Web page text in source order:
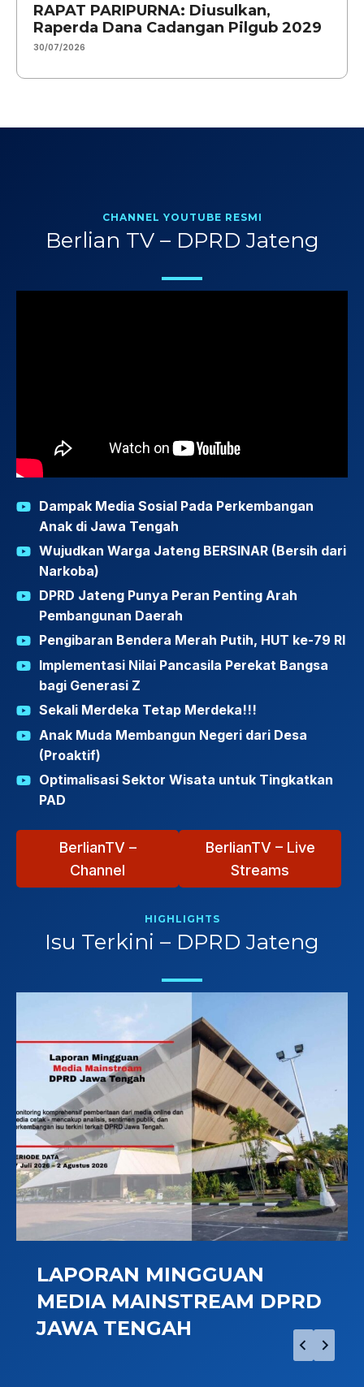
RAPAT PARIPURNA: Diusulkan,
Raperda Dana Cadangan Pilgub 2029
30/07/2026
CHANNEL YOUTUBE RESMI
Berlian TV – DPRD Jateng
Dampak Media Sosial Pada Perkembangan
Anak di Jawa Tengah
Wujudkan Warga Jateng BERSINAR (Bersih dari
Narkoba)
DPRD Jateng Punya Peran Penting Arah
Pembangunan Daerah
Pengibaran Bendera Merah Putih, HUT ke-79 RI
Implementasi Nilai Pancasila Perekat Bangsa
bagi Generasi Z
Sekali Merdeka Tetap Merdeka!!!
Anak Muda Membangun Negeri dari Desa
(Proaktif)
Optimalisasi Sektor Wisata untuk Tingkatkan
PAD
BerlianTV –
Channel
BerlianTV – Live
Streams
HIGHLIGHTS
Isu Terkini – DPRD Jateng
LAPORAN MINGGUAN
MEDIA MAINSTREAM DPRD
JAWA TENGAH